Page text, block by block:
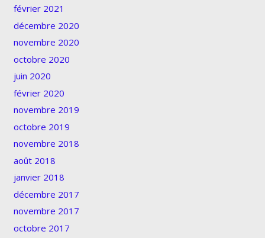
février 2021
décembre 2020
novembre 2020
octobre 2020
juin 2020
février 2020
novembre 2019
octobre 2019
novembre 2018
août 2018
janvier 2018
décembre 2017
novembre 2017
octobre 2017